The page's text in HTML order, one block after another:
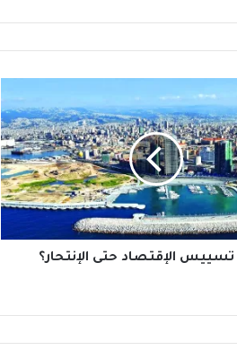
هرمز… لكن البحر الأحمر ليس أكثر أمانًا
تسييس الإقتصاد حتى الإنتحار؟